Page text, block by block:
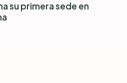
su primera sede en